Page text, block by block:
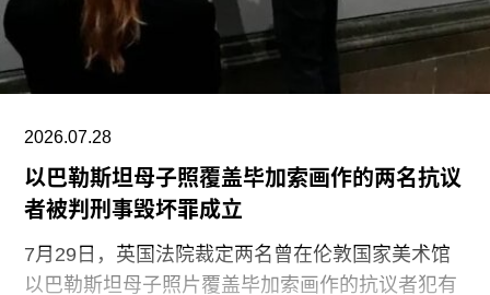
念艺术家罗伯特·莫里斯（Robert Morris）搬到旧金
山。在那里，她先后于哈尔普林-拉思罗普学校
（Halprin-Lathrop School）和马林舞蹈工作室
（Dance Workshop of
2026.07.28
以巴勒斯坦母子照覆盖毕加索画作的两名抗议
者被判刑事毁坏罪成立
7月29日，英国法院裁定两名曾在伦敦国家美术馆
以巴勒斯坦母子照片覆盖毕加索画作的抗议者犯有